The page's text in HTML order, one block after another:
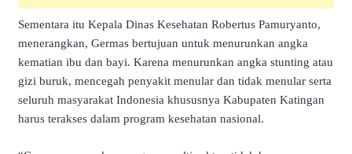
Sementara itu Kepala Dinas Kesehatan Robertus Pamuryanto,
menerangkan, Germas bertujuan untuk menurunkan angka
kematian ibu dan bayi. Karena menurunkan angka stunting atau
gizi buruk, mencegah penyakit menular dan tidak menular serta
seluruh masyarakat Indonesia khususnya Kabupaten Katingan
harus terakses dalam program kesehatan nasional.